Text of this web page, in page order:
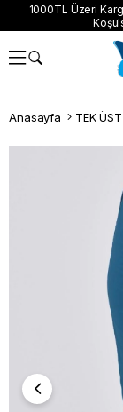
1000TL Üzeri
Anasayfa TEK